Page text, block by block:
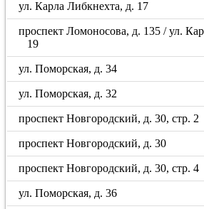
ул. Карла Либкнехта, д. 17
проспект Ломоносова, д. 135 / ул.
19
ул. Поморская, д. 34
ул. Поморская, д. 32
проспект Новгородский, д. 30, стр. 2
проспект Новгородский, д. 30
проспект Новгородский, д. 30, стр. 4
ул. Поморская, д. 36